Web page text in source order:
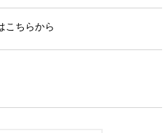
こちらから